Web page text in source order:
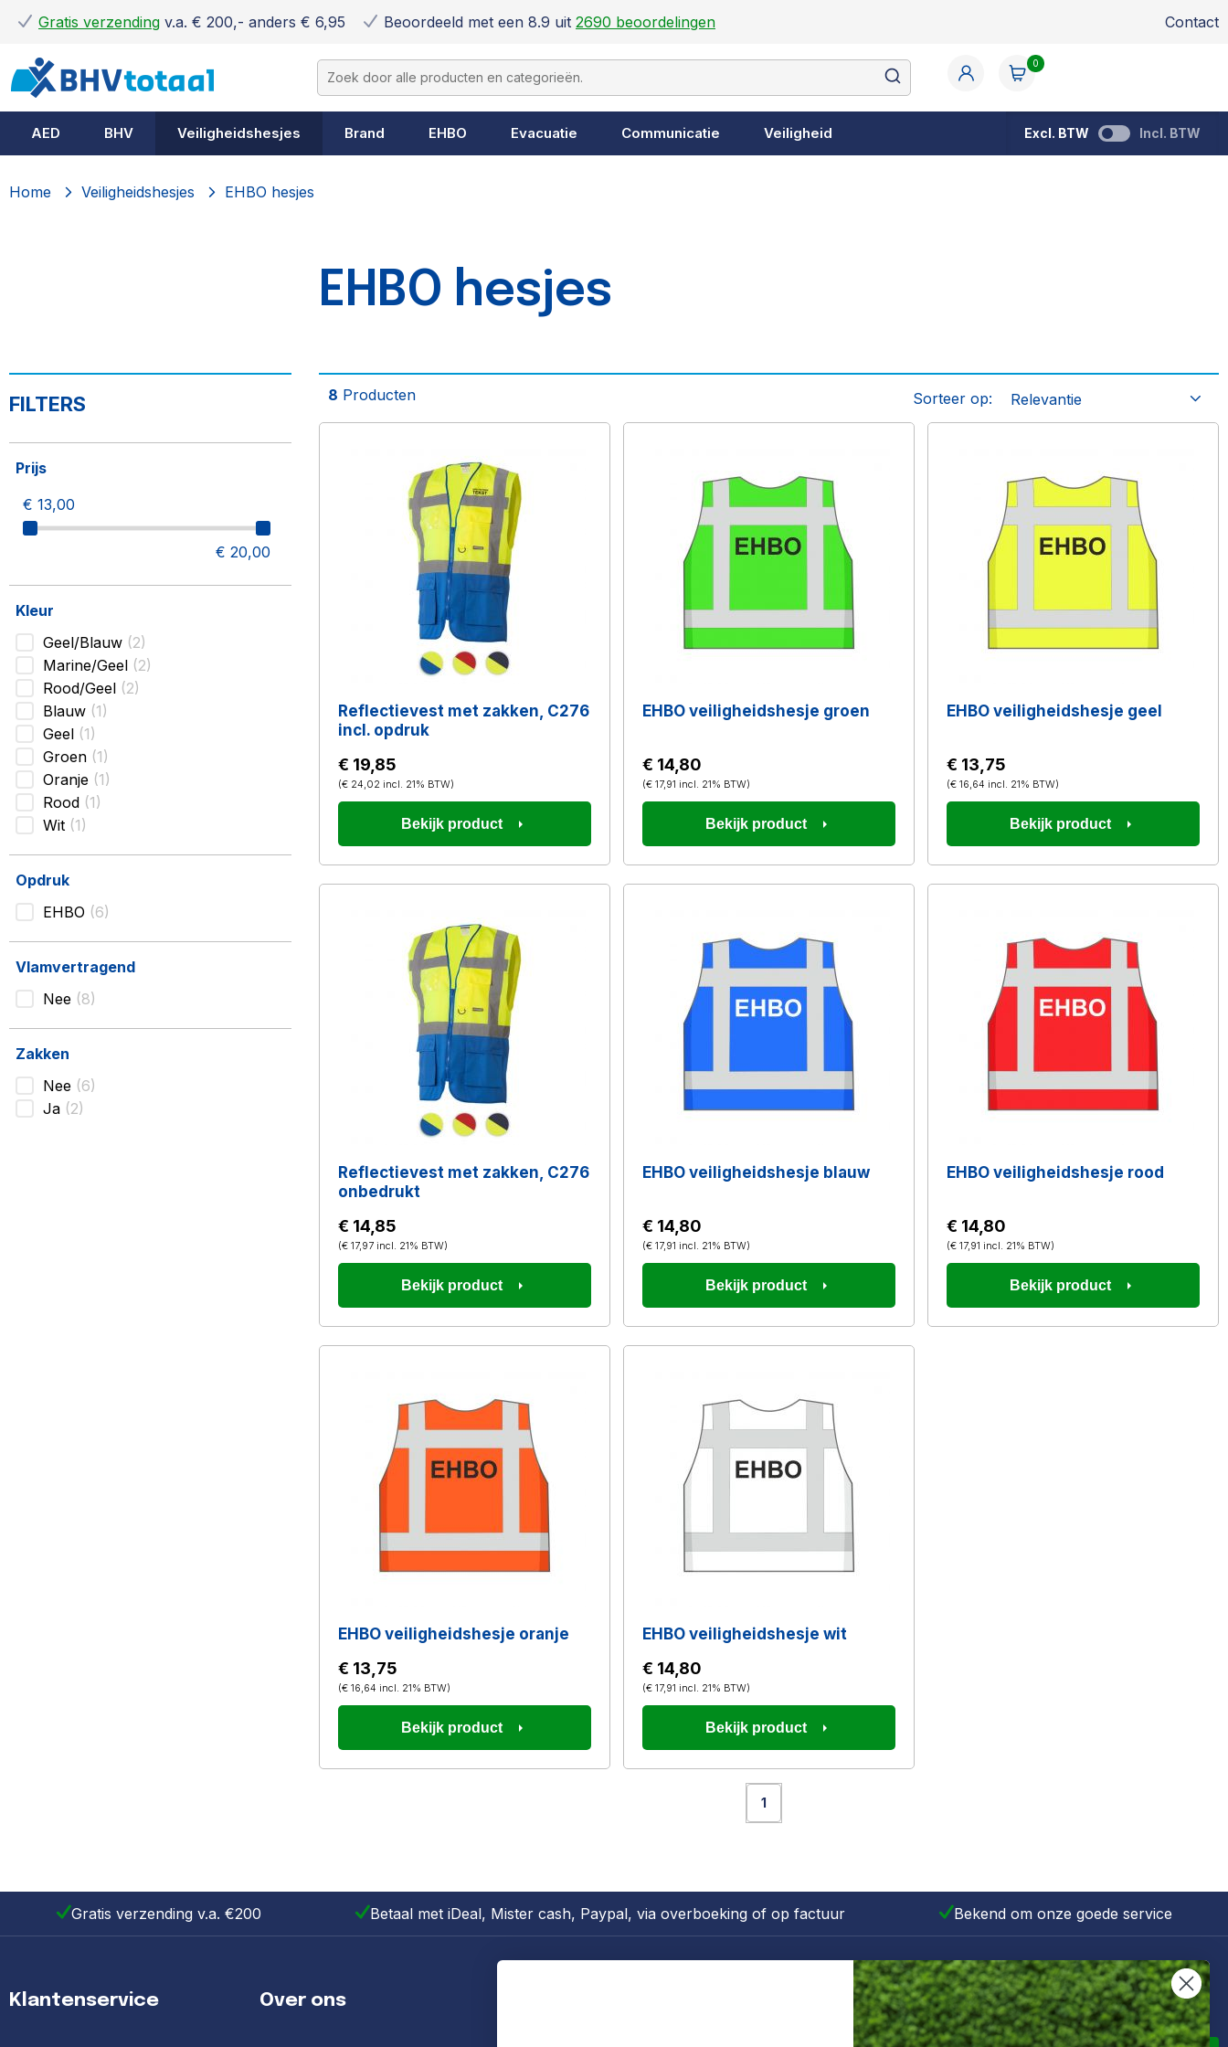
Gratis verzending v.a. € 200,- anders € 6,95 Beoordeeld met een 8.9 uit 2690 beoordelingen Contact
0
AED BHV Veiligheidshesjes Brand EHBO Evacuatie Communicatie Veiligheid Excl. BTW Incl. BTW
Home Veiligheidshesjes EHBO hesjes
EHBO hesjes
Prijs
€ 13,00
€ 20,00
Kleur
Geel/Blauw 2
Marine/Geel 2
Rood/Geel 2
Blauw 1
Geel 1
Groen 1
Oranje 1
Rood 1
Wit 1
Opdruk
EHBO
6
Vlamvertragend
Nee 8
Zakken
Nee 6
Ja 2
8 Producten Sorteer op:
Reflectievest met zakken, C276
incl. opdruk
€ 19,85
(€ 24,02 incl. 21% BTW)
Bekijk product
EHBO veiligheidshesje groen
€ 14,80
(€ 17,91 incl. 21% BTW)
Bekijk product
EHBO veiligheidshesje geel
€ 13,75
(€ 16,64 incl. 21% BTW)
Bekijk product
Reflectievest met zakken, C276
onbedrukt
€ 14,85
(€ 17,97 incl. 21% BTW)
Bekijk product
EHBO veiligheidshesje blauw
€ 14,80
(€ 17,91 incl. 21% BTW)
Bekijk product
EHBO veiligheidshesje rood
€ 14,80
(€ 17,91 incl. 21% BTW)
Bekijk product
EHBO veiligheidshesje oranje
€ 13,75
(€ 16,64 incl. 21% BTW)
Bekijk product
EHBO veiligheidshesje wit
€ 14,80
(€ 17,91 incl. 21% BTW)
Bekijk product
1
Gratis verzending v.a. €200 Betaal met iDeal, Mister cash, Paypal, via overboeking of op factuur Bekend om onze goede service
Klantenservice Over ons Schrijf je in voor de nieuwsbrief